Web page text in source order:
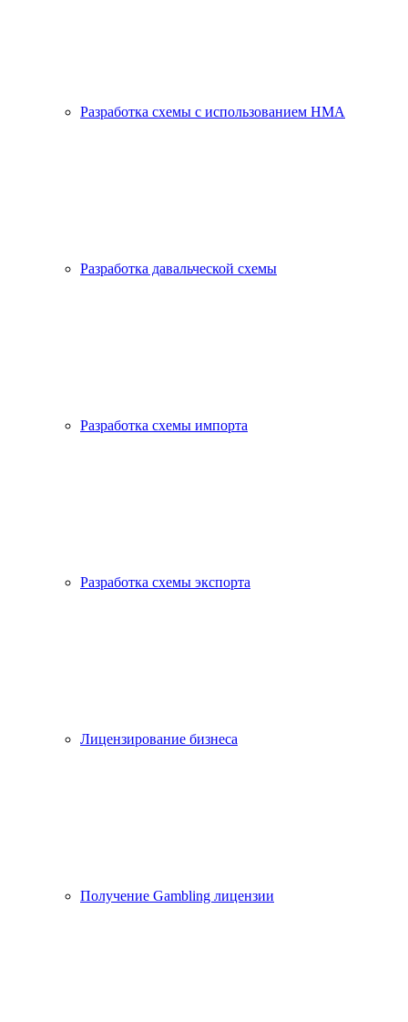
Разработка схемы с использованием HMA
Разработка давальческой схемы
Разработка схемы импорта
Разработка схемы экспорта
Лицензирование бизнеса
Получение Gambling лицензии